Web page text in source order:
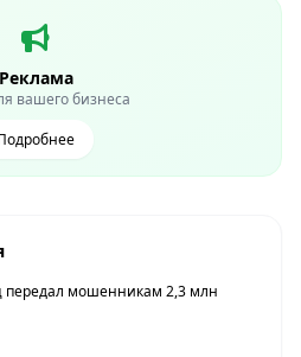
Реклама
вашего бизнеса
передал мошенникам 2,3 млн